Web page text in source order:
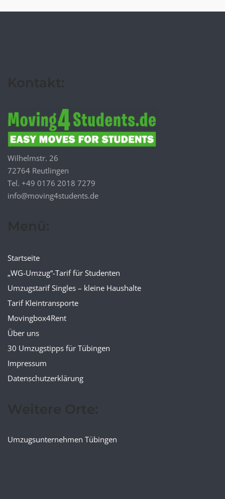
Wilhelmstr. 26
72764 Reutlingen
Tel. +49 0176 2018 7279
info@moving4students.de
Startseite
„WG-Umzug“-Tarif für Studenten
Umzugstarif Singles – kleine Haushalte
Tarif Kleintransporte
Movingbox4Rent
Über uns
30 Umzugstipps für Tübingen
Impressum
Datenschutzerklärung
Umzugsunternehmen Tübingen